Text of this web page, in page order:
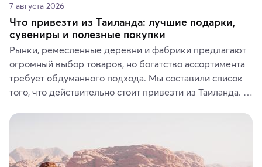
7 августа 2026
Что привезти из Таиланда: лучшие подарки,
сувениры и полезные покупки
Рынки, ремесленные деревни и фабрики предлагают
огромный выбор товаров, но богатство ассортимента
требует обдуманного подхода. Мы составили список
того, что действительно стоит привезти из Таиланда.
средства, одежду, украшения, предметы интерьера
где их купить.